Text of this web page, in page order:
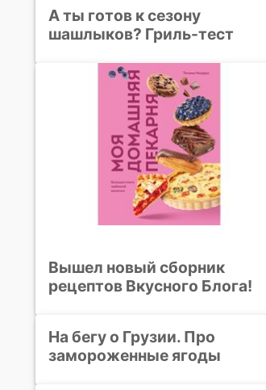
А ты готов к сезону
шашлыков? Гриль-тест
Вышел новый сборник
рецептов Вкусного Блога!
На бегу о Грузии. Про
замороженные ягоды